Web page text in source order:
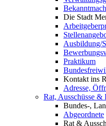
Die Stadt
Ausbildung/
Praktikum
Kontakt ins
Adresse,
Rat, Ausschüsse &
Bundes-,
Abgeordnete
Rat &